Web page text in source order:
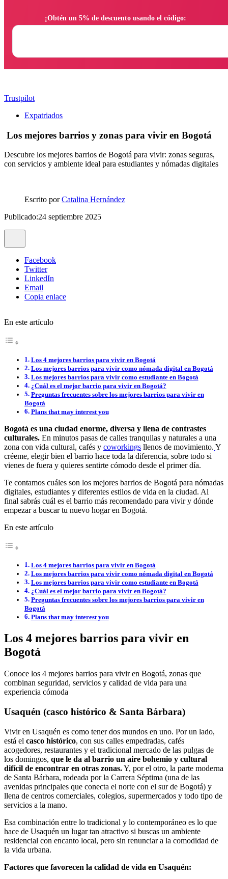
Trustpilot
Expatriados
Los mejores barrios y zonas para vivir en Bogotá
Descubre los mejores barrios de Bogotá para vivir: zonas seguras,
con servicios y ambiente ideal para estudiantes y nómadas digitales
Escrito porCatalina Hernández
Publicado:24 septiembre 2025
Facebook
Twitter
LinkedIn
Email
Copia enlace
En este artículo
Los 4 mejores barrios para vivir en Bogotá
Los mejores barrios para vivir como nómada digital en Bogotá
Los mejores barrios para vivir como estudiante en Bogotá
¿Cuál es el mejor barrio para vivir en Bogotá?
Preguntas frecuentes sobre los mejores barrios para vivir en
Bogotá
Plans that may interest you
Bogotá es una ciudad enorme, diversa y llena de contrastes
culturales. En minutos pasas de calles tranquilas y naturales a una
zona con vida cultural, cafés y coworkings llenos de movimiento. Y
créeme, elegir bien el barrio hace toda la diferencia, sobre todo si
vienes de fuera y quieres sentirte cómodo desde el primer día.
Te contamos cuáles son los mejores barrios de Bogotá para nómadas
digitales, estudiantes y diferentes estilos de vida en la ciudad. Al
final sabrás cuál es el barrio más recomendado para vivir y dónde
empezar a buscar tu nuevo hogar en Bogotá.
En este artículo
Los 4 mejores barrios para vivir en Bogotá
Los mejores barrios para vivir como nómada digital en Bogotá
Los mejores barrios para vivir como estudiante en Bogotá
¿Cuál es el mejor barrio para vivir en Bogotá?
Preguntas frecuentes sobre los mejores barrios para vivir en
Bogotá
Plans that may interest you
Los 4 mejores barrios para vivir en
Bogotá
Conoce los 4 mejores barrios para vivir en Bogotá, zonas que
combinan seguridad, servicios y calidad de vida para una
experiencia cómoda
Usaquén (casco histórico & Santa Bárbara)
Vivir en Usaquén es como tener dos mundos en uno. Por un lado,
está el casco histórico, con sus calles empedradas, cafés
acogedores, restaurantes y el tradicional mercado de las pulgas de
los domingos, que le da al barrio un aire bohemio y cultural
difícil de encontrar en otras zonas.Y, por el otro, la parte moderna
de Santa Bárbara, rodeada por la Carrera Séptima (una de las
avenidas principales que conecta el norte con el sur de Bogotá) y
llena de centros comerciales, colegios, supermercados y todo tipo de
servicios a la mano.
Esa combinación entre lo tradicional y lo contemporáneo es lo que
hace de Usaquén un lugar tan atractivo si buscas un ambiente
residencial con encanto local, pero sin renunciar a la comodidad de
la vida urbana.
Factores que favorecen la calidad de vida en Usaquén: